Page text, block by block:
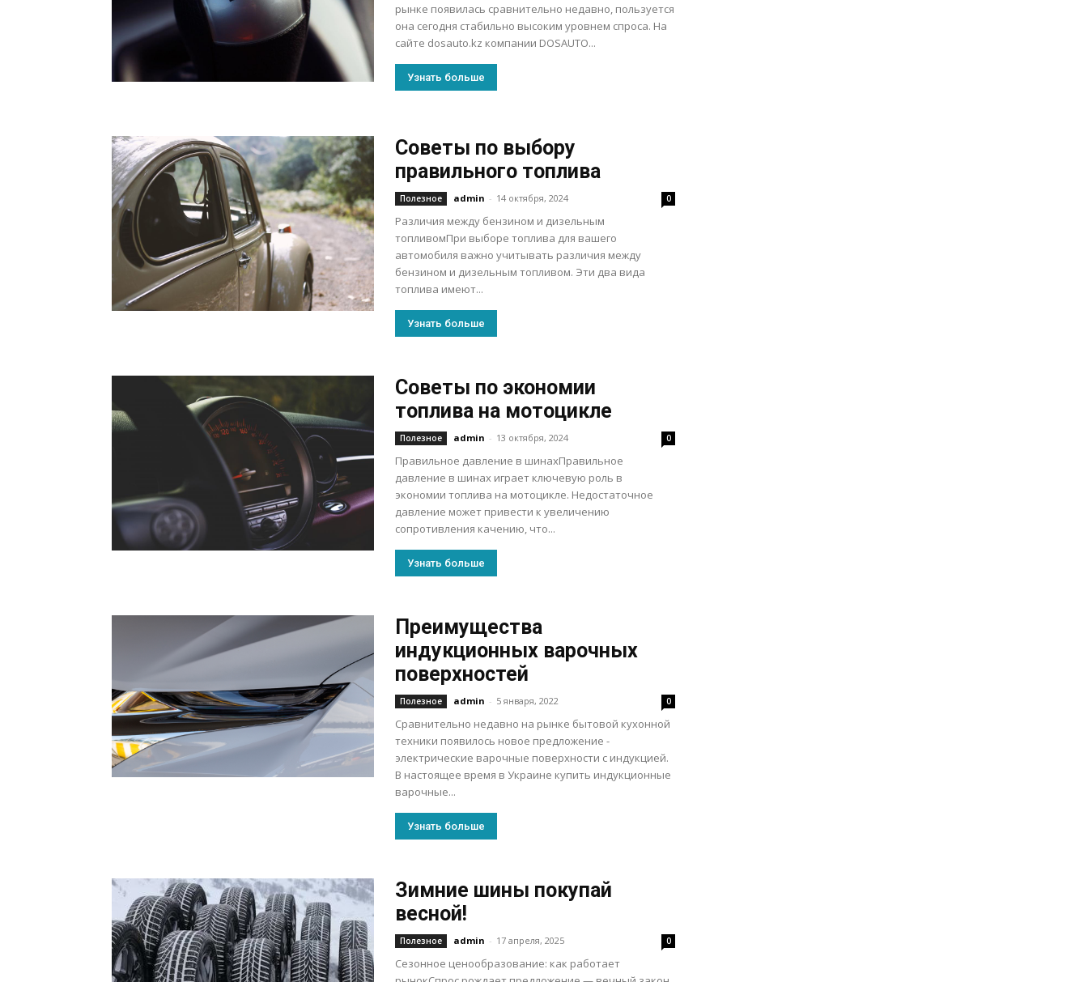
рынке появилась сравнительно недавно, пользуется
она сегодня стабильно высоким уровнем спроса. На
сайте dosauto.kz компании DOSAUTO...
Узнать больше
Советы по выбору
правильного топлива
Полезное admin - 14 октября, 2024 0
Различия между бензином и дизельным
топливомПри выборе топлива для вашего
автомобиля важно учитывать различия между
бензином и дизельным топливом. Эти два вида
топлива имеют...
Узнать больше
Советы по экономии
топлива на мотоцикле
Полезное admin - 13 октября, 2024 0
Правильное давление в шинахПравильное
давление в шинах играет ключевую роль в
экономии топлива на мотоцикле. Недостаточное
давление может привести к увеличению
сопротивления качению, что...
Узнать больше
Преимущества
индукционных варочных
поверхностей
Полезное admin - 5 января, 2022 0
Сравнительно недавно на рынке бытовой кухонной
техники появилось новое предложение -
электрические варочные поверхности с индукцией.
В настоящее время в Украине купить индукционные
варочные...
Узнать больше
Зимние шины покупай
весной!
Полезное admin - 17 апреля, 2025 0
Сезонное ценообразование: как работает